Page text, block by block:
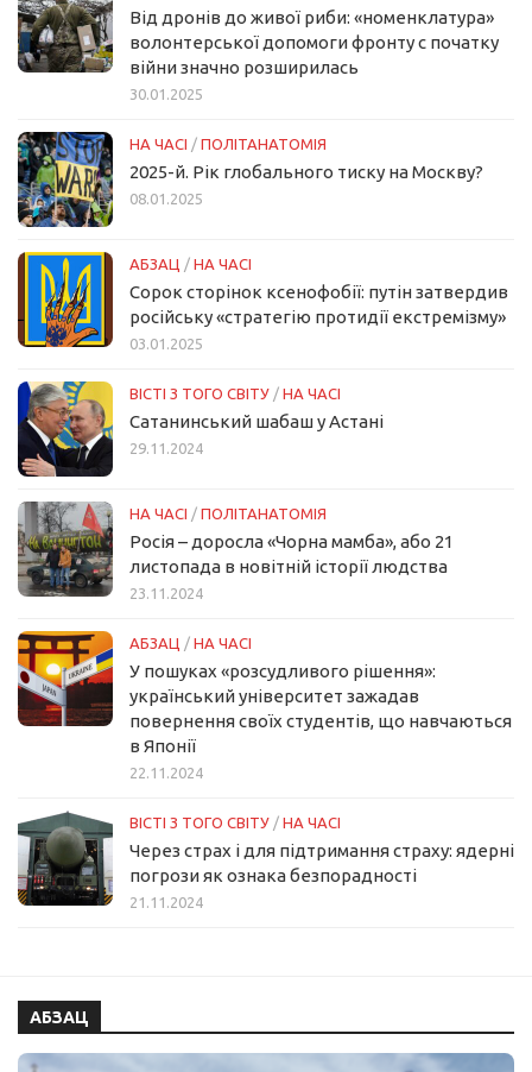
Від дронів до живої риби: «номенклатура»
волонтерської допомоги фронту с початку
війни значно розширилась
30.01.2025
НА ЧАСІ / ПОЛІТАНАТОМІЯ
2025-й. Рік глобального тиску на Москву?
08.01.2025
АБЗАЦ / НА ЧАСІ
Сорок сторінок ксенофобії: путін затвердив
російську «стратегію протидії екстремізму»
03.01.2025
ВІСТІ З ТОГО СВІТУ / НА ЧАСІ
Сатанинський шабаш у Астані
29.11.2024
НА ЧАСІ / ПОЛІТАНАТОМІЯ
Росія – доросла «Чорна мамба», або 21
листопада в новітній історії людства
23.11.2024
АБЗАЦ / НА ЧАСІ
У пошуках «розсудливого рішення»:
український університет зажадав
повернення своїх студентів, що навчаються
в Японії
22.11.2024
ВІСТІ З ТОГО СВІТУ / НА ЧАСІ
Через страх і для підтримання страху: ядерні
погрози як ознака безпорадності
21.11.2024
АБЗАЦ